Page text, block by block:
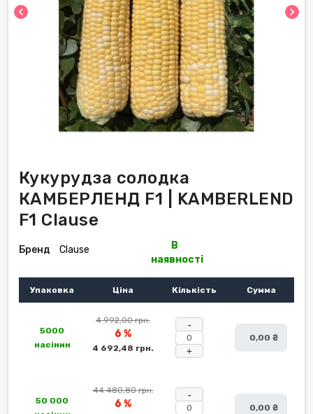
chevron_left chevron_right
Кукурудза солодка
КАМБЕРЛЕНД F1 | KAMBERLEND
F1 Clause
Бренд Clause
В
наявності
Упаковка Ціна Кількість Сумма
5000
насінин
4 992,00 грн.
6 %
4 692,48 грн. +
0,00 ₴
50 000
44 480,80 грн.
6 %
0,00 ₴